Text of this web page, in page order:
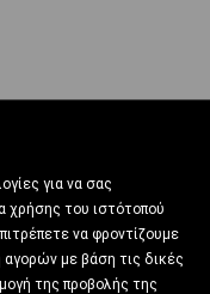
για να σας
χρήσης του ιστότοπού
να φροντίζουμε
αγορών με βάση τις δικές
της προβολής της